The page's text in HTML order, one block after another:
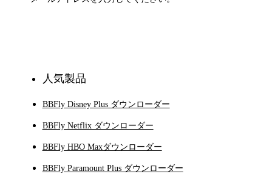
人気製品
BBFly Disney Plus ダウンローダー
BBFly Netflix ダウンローダー
BBFly HBO Maxダウンローダー
BBFly Paramount Plus ダウンローダー